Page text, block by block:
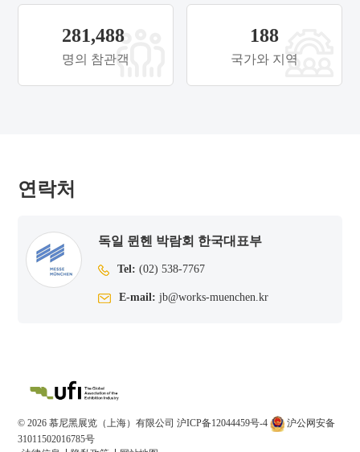
281,488
명의 참관객
188
국가와 지역
연락처
독일 뮌헨 박람회 한국대표부
Tel: (02) 538-7767
E-mail:jb@works-muenchen.kr
© 2026 慕尼黑展览（上海）有限公司沪ICP备12044459号-4
沪公网安备
31011502016785号